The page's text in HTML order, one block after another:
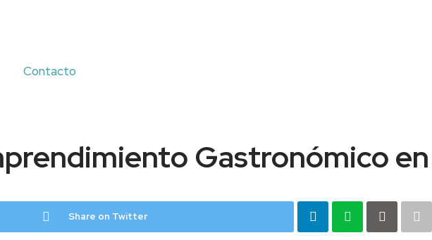
Contacto
Gastronómico en
Share on Twitter